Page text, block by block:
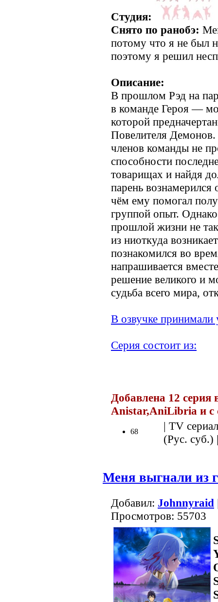
Студия:
Снято по ранобэ:
потому что я не был
поэтому я решил
Описание:
В прошлом Рэд на
в команде Героя —
которой
Повелителя
членов команды не
способности
товарищах и найдя
парень вознамерился
чём ему помогал
группой опыт.
прошлой жизни не
из ниоткуда
познакомился во
напрашивается
решение великого и
судьба всего мира,
В озвучке принимали
Серия состоит из:
Добавлена 12 серия
Anistar,AniLibria и с
68
| TV
(Рус.
Меня выгнали из
Добавил: Johnnyraid
Просмотров: 55703